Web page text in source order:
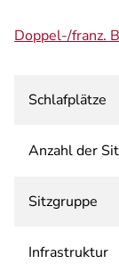
Doppel-/franz.
Schlafplätze
Anzahl der
Sitzgruppe
Infrastruktur